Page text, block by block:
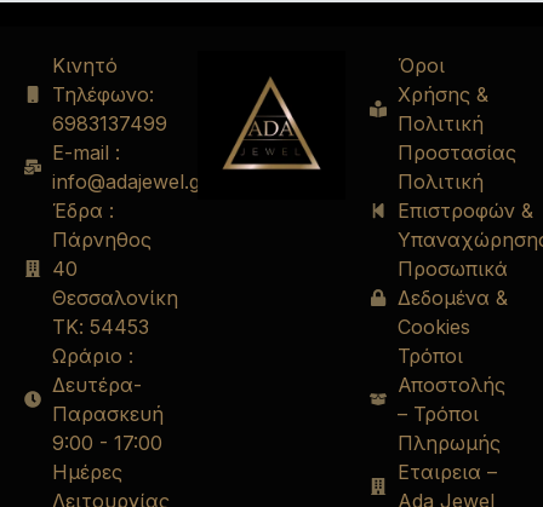
Κινητό
Τηλέφωνο:
6983137499
E-mail :
info@adajewel.gr
Έδρα :
Πάρνηθος
40
Θεσσαλονίκη
ΤΚ: 54453
Ωράριο :
Δευτέρα-
Παρασκευή
9:00 - 17:00
Ημέρες
Λειτουργίας
Όροι
Χρήσης &
Πολιτική
Προστασίας
Πολιτική
Επιστροφών &
Προσωπικά
Δεδομένα &
Cookies
Τρόποι
Αποστολής
– Τρόποι
Πληρωμής
Εταιρεια –
Ada Jewel